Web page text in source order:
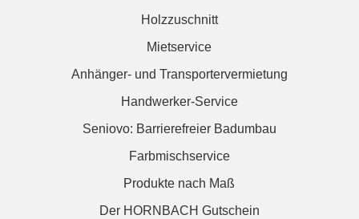
Holzzuschnitt
Mietservice
Anhänger- und Transportervermietung
Handwerker-Service
Seniovo: Barrierefreier Badumbau
Farbmischservice
Produkte nach Maß
Der HORNBACH Gutschein